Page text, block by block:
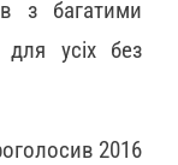
з багатими
усіх без
2016